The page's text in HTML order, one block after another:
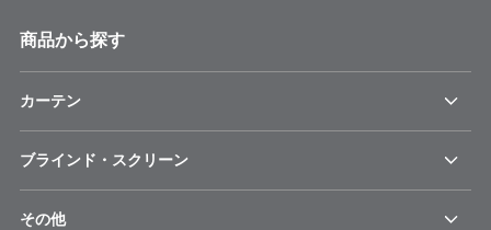
商品から探す
カーテン
ブラインド・スクリーン
その他